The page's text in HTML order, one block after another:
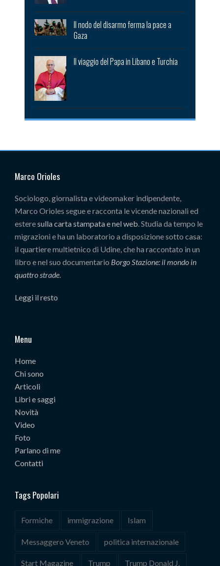
Il nodo del disarmo ferma la pace a
Gaza
Il viaggio del Papa in Libano e Turchia
Marco Orioles
Sociologo, giornalista e videomaker indipendente,
Marco Orioles segue e racconta le vicende nazionali ed
esteresulla carta stampata e nel web. Studia da tempo le
migrazioni e ha un laboratorio a disposizione sotto casa:
il quartiere multietnico di Udine, che ha raccontato in un
libro e nel suo documentario Borgo Stazione: il mondo in
quattro strade.
Leggi il resto
Menu
Home
Chi sono
Articoli
Libri e saggi
Novità
Video
Foto
Parlano di me
Contatti
Tags Popolari
Formiche immigrazione Islam
Messaggero Veneto politica internazionale
Start Magazine Trump Trump Donald J.